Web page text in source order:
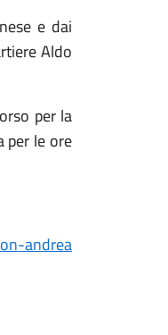
e dai
Aldo
per la
per le ore
andrea